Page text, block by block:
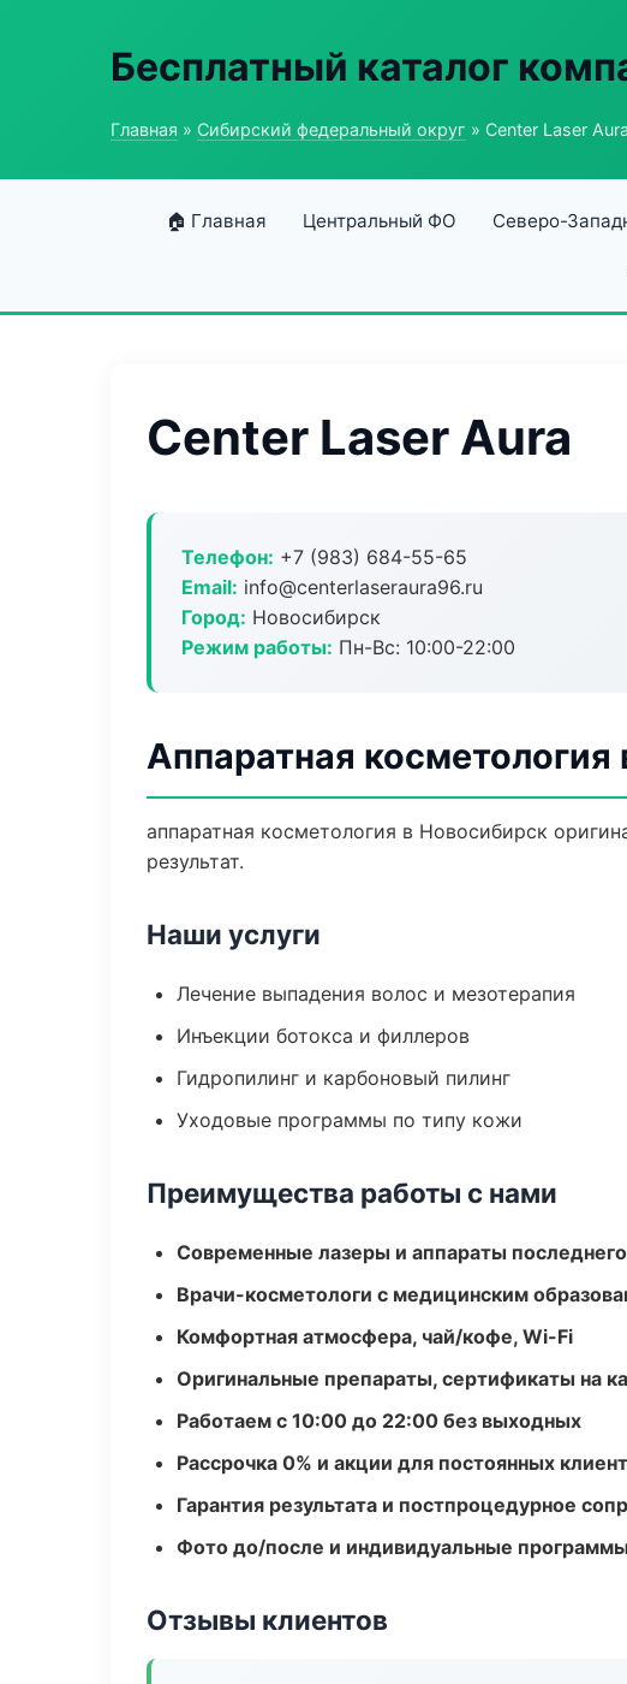
Бесплатный каталог
Главная » Сибирский федеральный округ » Center Laser Aura
🏠 Главная Центральный ФО Северо-
Center Laser Aura
Телефон: +7 (983) 684-55-65
Email: info@centerlaseraura96.ru
Город: Новосибирск
Режим работы: Пн-Вс: 10:00-22:00
Аппаратная
аппаратная косметология в Новосибирск
результат.
Наши услуги
Лечение выпадения волос и мезотерапия
Инъекции ботокса и филлеров
Гидропилинг и карбоновый пилинг
Уходовые программы по типу кожи
Преимущества работы с нами
Современные лазеры и аппараты
Врачи-косметологи с медицинским
Комфортная атмосфера, чай/кофе, Wi-Fi
Оригинальные препараты, сертификаты на
Работаем с 10:00 до 22:00 без выходных
Рассрочка 0% и акции для постоянных
Гарантия результата и постпроцедурное
Фото до/после и индивидуальные программы
Отзывы клиентов